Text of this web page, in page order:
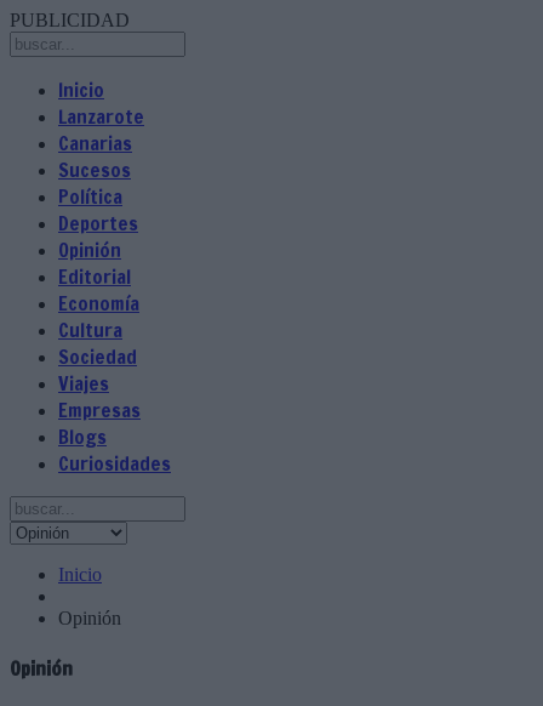
PUBLICIDAD
Inicio
Lanzarote
Canarias
Sucesos
Política
Deportes
Opinión
Editorial
Economía
Cultura
Sociedad
Viajes
Empresas
Blogs
Curiosidades
Inicio
Opinión
Opinión